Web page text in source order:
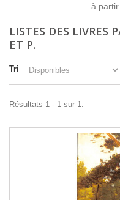
à partir
LISTES DES LIVRES
ET P.
Tri
Résultats 1 - 1 sur 1.